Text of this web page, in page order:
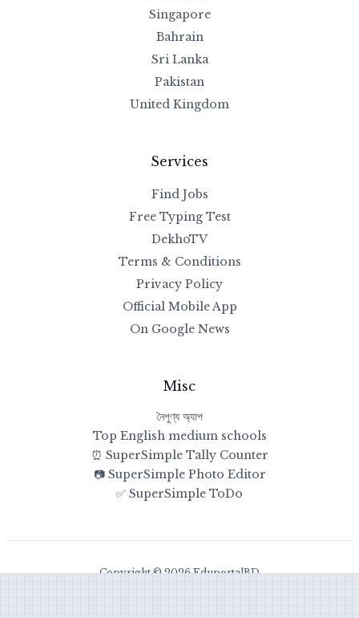
Singapore
Bahrain
Sri Lanka
Pakistan
United Kingdom
Services
Find Jobs
Free Typing Test
DekhoTV
Terms & Conditions
Privacy Policy
Official Mobile App
On Google News
Misc
নৈপুণ্য অ্যাপ
Top English medium schools
⏰ SuperSimple Tally Counter
📷 SuperSimple Photo Editor
✅ SuperSimple ToDo
Copyright © 2026 EduportalBD